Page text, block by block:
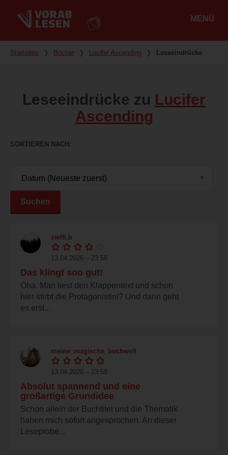
MENÜ
Du bist hier
Startseite ❭ Bücher ❭ Lucifer Ascending ❭ Leseeindrücke
Leseeindrücke zu Lucifer
Ascending
SORTIEREN NACH
Suchen
steffi.b
13.04.2026 – 23:58
Das klingt soo gut!
Oha. Man liest den Klappentext und schon
hier stirbt die Protagonistin!? Und dann geht
es erst...
meine_magische_buchwelt
13.04.2026 – 23:58
Absolut spannend und eine
großartige Grundidee
Schon allein der Buchtitel und die Thematik
haben mich sofort angesprochen. An dieser
Leseprobe...